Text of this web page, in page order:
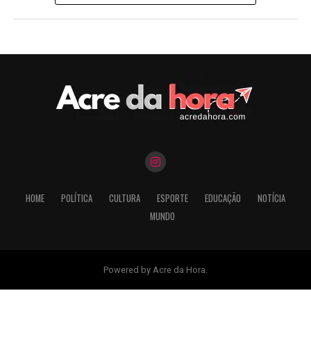
HOME POLÍTICA CULTURA ESPORTE EDUCAÇÃO
NOTÍCIA
MUNDO
Powered by Acre da Hora.